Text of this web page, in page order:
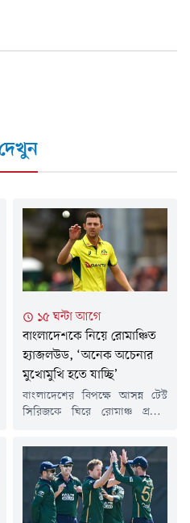
১৫ ঘন্টা আগে
বাংলাদেশকে নিয়ে রোমাঞ্চিত
হ্যাজলউড, ‘অনেক অচেনার
মুখোমুখি হতে যাচ্ছি’
বাংলাদেশের বিপক্ষে আসন্ন টেস্ট
সিরিজকে ঘিরে রোমাঞ্চ প্রকাশ
জশ হ্যাজলউড। তার মতে,
প্রতিপক্ষ, ভেন্যু ও উইকেট,
সবকিছুই অনেকটাই অজানা হওয়ায়
এই সিরিজ হবে নতুন অভিজ্ঞতার।
১৫ বছরের আন্তর্জাতিক ক্যারিয়ারে